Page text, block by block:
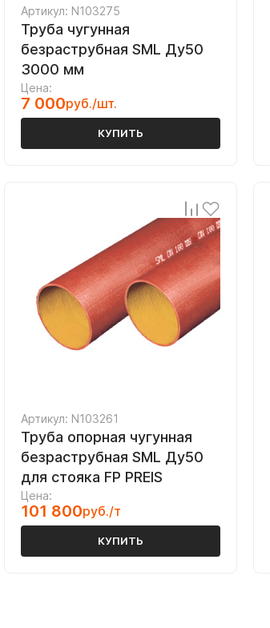
Артикул: N103275
Труба чугунная
безраструбная SML Ду50
3000 мм
Цена:
7 000руб./шт.
КУПИТЬ
Артикул: N103261
Труба опорная чугунная
безраструбная SML Ду50
для стояка FP PREIS
Цена:
101 800руб./т
КУПИТЬ